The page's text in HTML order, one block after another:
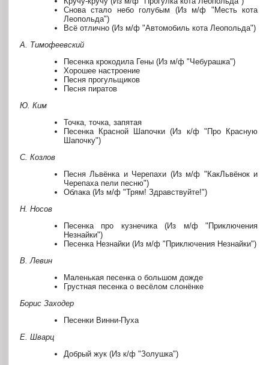
Снова стало небо голубым (Из м/ф "Месть кота
Леопольда")
Всё отлично (Из м/ф "Автомобиль кота Леопольда")
А. Тимофеевский
Песенка крокодила Гены (Из м/ф "Чебурашка")
Хорошее настроение
Песня прогульщиков
Песня пиратов
Ю. Ким
Точка, точка, запятая
Песенка Красной Шапочки (Из к/ф "Про Красную
Шапочку")
С. Козлов
Песня Львёнка и Черепахи (Из м/ф "КакЛьвёнок и
Черепаха пели песню")
Облака (Из м/ф "Трям! Здравствуйте!")
Н. Носов
Песенка про кузнечика (Из м/ф "Приключения
Незнайки")
Песенка Незнайки (Из м/ф "Приключения Незнайки")
В. Левин
Маленькая песенка о большом дожде
Грустная песенка о весёлом слонёнке
Борис Заходер
Песенки Винни-Пуха
Е. Шварц
Добрый жук (Из к/ф "Золушка")